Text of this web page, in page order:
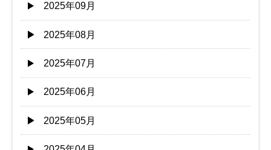
2025年09月
2025年08月
2025年07月
2025年06月
2025年05月